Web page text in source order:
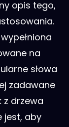
opis tego,
na
słowa
zadawane
z drzewa
jest, aby